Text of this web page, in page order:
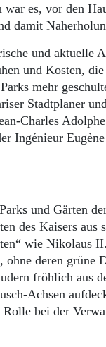
es, vor den
damit
und aktuelle
und Kosten,
mehr
Stadtplaner
Charles
Ingénieur
und Gärten
des Kaisers
wie Nikolaus
deren grüne
fröhlich aus
Achsen
bei der